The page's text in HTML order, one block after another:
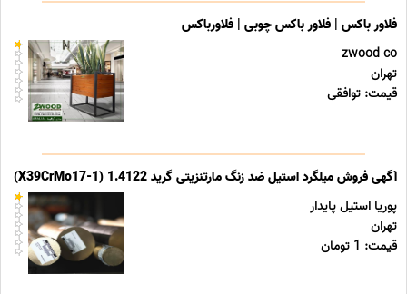
فلاور باکس | فلاور باکس چوبی | فلاورباکس
zwood co
تهران
قیمت: توافقی
آگهی فروش میلگرد استیل ضد زنگ مارتنزیتی گرید 1.4122 (X39CrMo17-1)
پوریا استیل پایدار
تهران
قیمت: 1 تومان